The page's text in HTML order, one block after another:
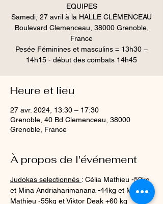
EQUIPES
Samedi, 27 avril à la HALLE CLÉMENCEAU
Boulevard Clemenceau, 38000 Grenoble,
France
Pesée Féminines et masculins = 13h30 –
14h15 - début des combats 14h45
Heure et lieu
27 avr. 2024, 13:30 – 17:30
Grenoble, 40 Bd Clemenceau, 38000
Grenoble, France
À propos de l'événement
Judokas selectionnés : Célia Mathieu -52kg
et Mina Andriaharimanana -44kg et Matis
Mathieu -55kg et Viktor Deak +60 kg